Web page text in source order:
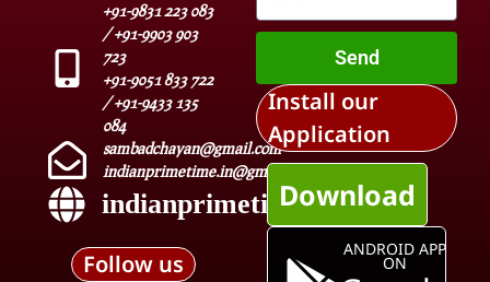
+91-9831 223 083
/ +91-9903 903
723
+91-9051 833 722
/ +91-9433 135
084
sambadchayan@gmail.com
indianprimetime.in@gmail.com
indianprimetime.in
Follow us
Send
Install our
Application
Download
ANDROID APP
ON